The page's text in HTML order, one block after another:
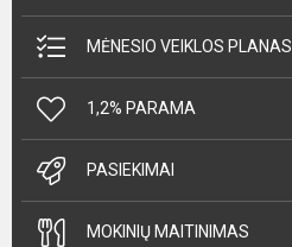
MĖNESIO VEIKLOS PLANAS
1,2% PARAMA
PASIEKIMAI
MOKINIŲ MAITINIMAS